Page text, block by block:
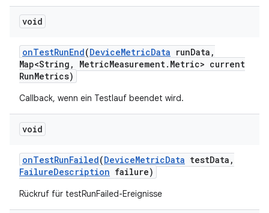
void
onTestRunEnd(DeviceMetricData runData ,
Map<String , MetricMeasurement. Metric> current
RunMetrics)
Callback, wenn ein Testlauf beendet wird.
void
onTestRunFailed(DeviceMetricData testData ,
FailureDescription failure)
Rückruf für testRunFailed-Ereignisse